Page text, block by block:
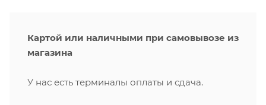
Картой или наличными при самовывозе из
магазина
У нас есть терминалы оплаты и сдача.